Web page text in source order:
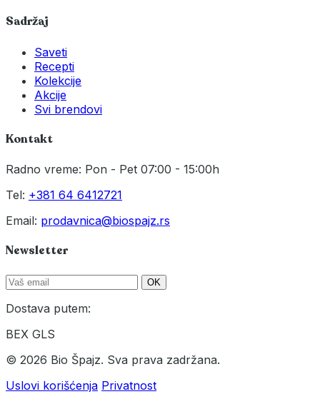
Sadržaj
Saveti
Recepti
Kolekcije
Akcije
Svi brendovi
Kontakt
Radno vreme: Pon - Pet 07:00 - 15:00h
Tel: +381 64 6412721
Email: prodavnica@biospajz.rs
Newsletter
OK
Dostava putem:
BEX GLS
© 2026 Bio Špajz. Sva prava zadržana.
Uslovi korišćenja Privatnost